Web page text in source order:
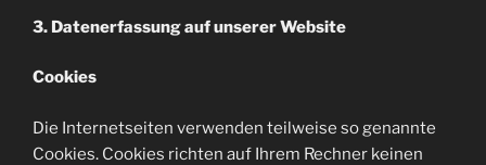
3. Datenerfassung auf unserer Website
Cookies
Die Internetseiten verwenden teilweise so genannte
Cookies. Cookies richten auf Ihrem Rechner keinen